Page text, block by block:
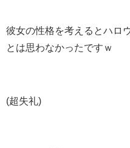
彼女の性格を考えるとハロ
とは思わなかったですｗ
(超失礼)